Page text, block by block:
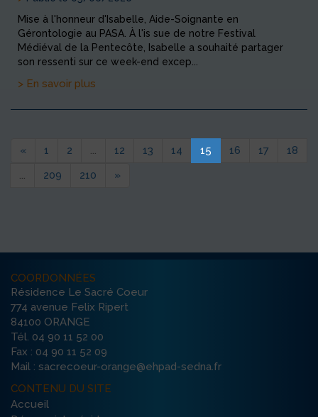
Mise à l'honneur d'Isabelle, Aide-Soignante en
Gérontologie au PASA. À l'is sue de notre Festival
Médiéval de la Pentecôte, Isabelle a souhaité partager
son ressenti sur ce week-end excep...
> En savoir plus
« 1 2 ... 12 13 14 15 16 17
18
...
209 210 »
COORDONNÉES
Résidence Le Sacré Coeur
774 avenue Felix Ripert
84100 ORANGE
Tél. 04 90 11 52 00
Fax : 04 90 11 52 09
Mail : sacrecoeur-orange@ehpad-sedna.fr
CONTENU DU SITE
Accueil